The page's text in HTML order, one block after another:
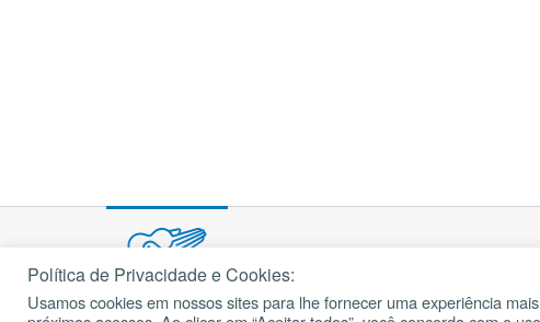
cancaonova.com© 2002 – 2026
Política de Privacidade e Cookies:
Usamos cookies em nossos sites para lhe fornecer uma experiência